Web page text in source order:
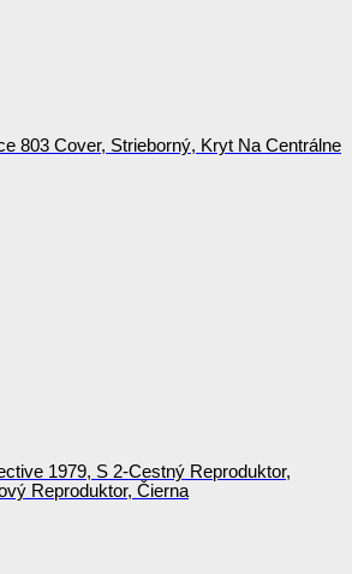
803 Cover, Strieborný, Kryt Na Centrálne
1979, S 2-Cestný Reproduktor,
Reproduktor, Čierna